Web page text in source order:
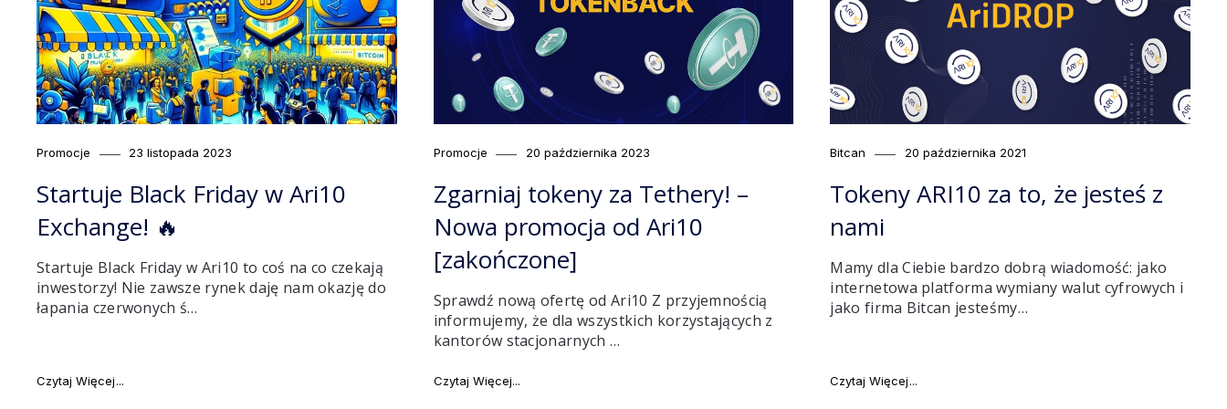
Category
Promocje
Posted
23 listopada 2023
Startuje Black Friday w Ari10
Exchange! 🔥
Startuje Black Friday w Ari10 to coś na co czekają
inwestorzy! Nie zawsze rynek daję nam okazję do
łapania czerwonych ś…
Czytaj Więcej
Category
Promocje
Posted
20 października 2023
Zgarniaj tokeny za Tethery! –
Nowa promocja od Ari10
[zakończone]
Sprawdź nową ofertę od Ari10 Z przyjemnością
informujemy, że dla wszystkich korzystających z
kantorów stacjonarnych …
Czytaj Więcej"Zgarniaj tokeny za Tethery! – Nowa promocja od Ari10 [zakończone]"
Category
Bitcan
Posted
20 października 2021
Tokeny ARI10 za to, że jesteś z
nami
Mamy dla Ciebie bardzo dobrą wiadomość: jako
internetowa platforma wymiany walut cyfrowych i
jako firma Bitcan jesteśmy…
Czytaj Więcej